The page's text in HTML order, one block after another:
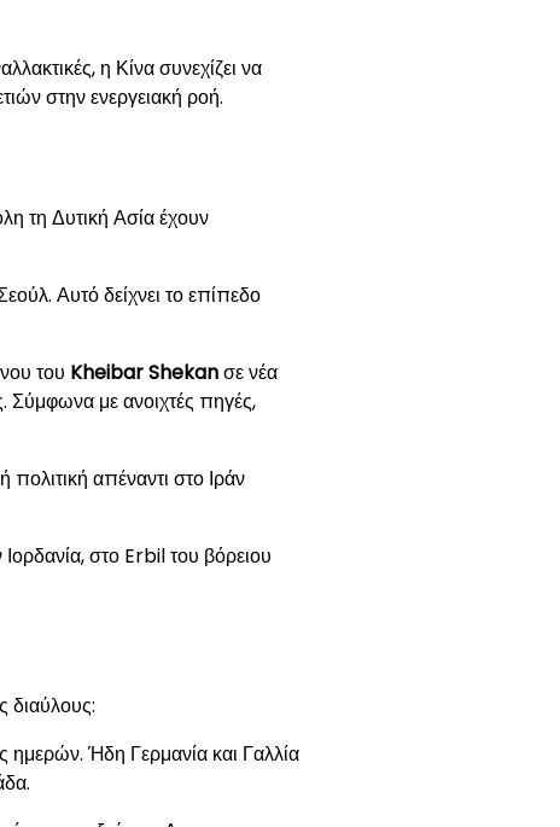
η Κίνα συνεχίζει να
στην ενεργειακή ροή.
τη Δυτική Ασία έχουν
Αυτό δείχνει το επίπεδο
του Kheibar Shekanσε νέα
Σύμφωνα με ανοιχτές πηγές,
πολιτική απέναντι στο Ιράν
στο Erbil του βόρειου
διαύλους:
ημερών. Ήδη Γερμανία και Γαλλία